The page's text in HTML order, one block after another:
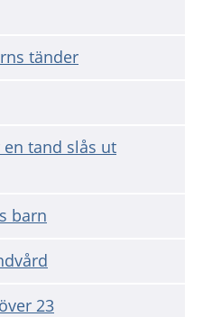
tänder
tand slås ut
barn
23